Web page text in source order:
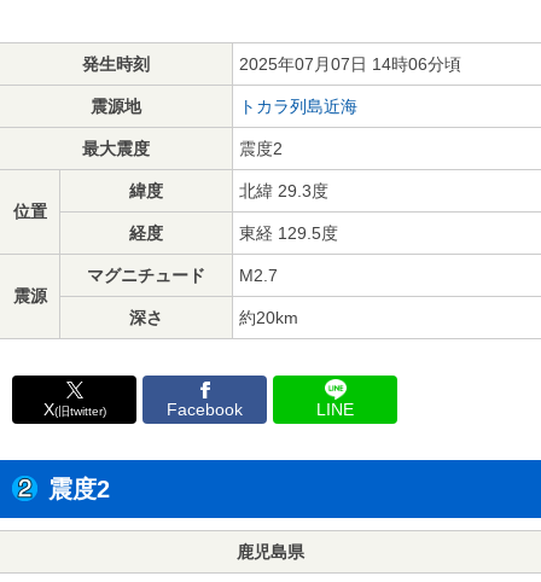
発生時刻 2025年07月07日 14時06分頃
震源地 トカラ列島近海
最大震度 震度2
位置
緯度 北緯 29.3度
経度 東経 129.5度
震源
マグニチュード M2.7
深さ 約20km
X(旧twitter) Facebook LINE
震度2
鹿児島県